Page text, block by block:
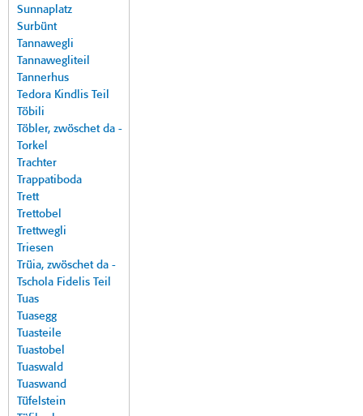
Sunnaplatz
Surbünt
Tannawegli
Tannawegliteil
Tannerhus
Tedora Kindlis Teil
Töbili
Töbler, zwöschet da -
Torkel
Trachter
Trappatiboda
Trett
Trettobel
Trettwegli
Triesen
Trüia, zwöschet da -
Tschola Fidelis Teil
Tuas
Tuasegg
Tuasteile
Tuastobel
Tuaswald
Tuaswand
Tüfelstein